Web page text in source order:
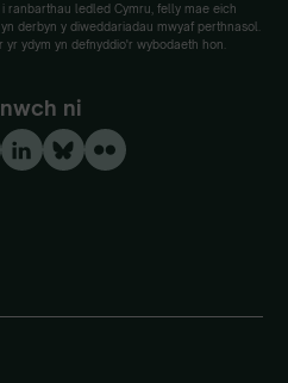
ranbarthau ledled Cymru, felly mae eich
derbyn y diweddariadau mwyaf perthnasol.
ydym yn defnyddio'r wybodaeth hon.
ni